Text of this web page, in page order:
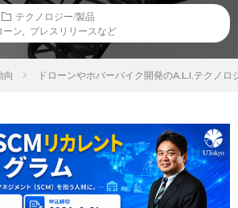
テクノロジー/製品
ーン プレスリリースなど
向 ドローンやホバーバイク開発のA.L.I.テクノロ